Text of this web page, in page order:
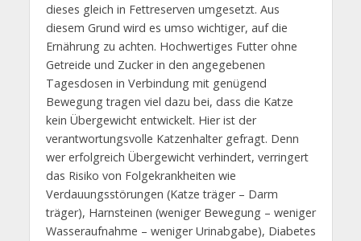
dieses gleich in Fettreserven umgesetzt. Aus
diesem Grund wird es umso wichtiger, auf die
Ernährung zu achten. Hochwertiges Futter ohne
Getreide und Zucker in den angegebenen
Tagesdosen in Verbindung mit genügend
Bewegung tragen viel dazu bei, dass die Katze
kein Übergewicht entwickelt. Hier ist der
verantwortungsvolle Katzenhalter gefragt. Denn
wer erfolgreich Übergewicht verhindert, verringert
das Risiko von Folgekrankheiten wie
Verdauungsstörungen (Katze träger – Darm
träger), Harnsteinen (weniger Bewegung – weniger
Wasseraufnahme – weniger Urinabgabe), Diabetes